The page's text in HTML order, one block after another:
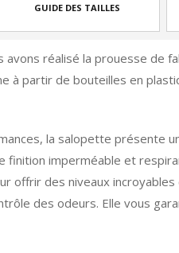
GUIDE DES TAILLES
avons réalisé la prouesse de
à partir de bouteilles en
la salopette présente
finition imperméable et
offrir des niveaux
des odeurs. Elle vous